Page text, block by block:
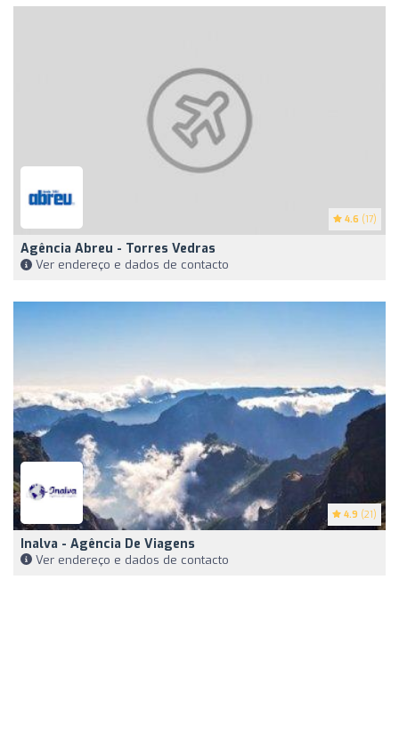
4.6 (17)
Agência Abreu - Torres Vedras
Ver endereço e dados de contacto
4.9 (21)
Inalva - Agência De Viagens
Ver endereço e dados de contacto